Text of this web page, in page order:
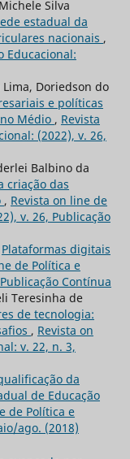
Silva
estadual da
nacionais ,
Educacional:
Doriedson do
e políticas
Médio , Revista
(2022), v. 26,
Balbino da
criação das
, Revista on line de
v. 26, Publicação
Plataformas digitais
de Política e
Contínua
Teresinha de
de tecnologia:
, Revista on
v. 22, n. 3,
da
de Educação
de Política e
ago. (2018)